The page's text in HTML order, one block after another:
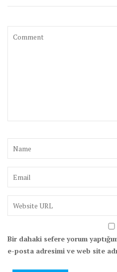
Bir dahaki sefere yorum
e-posta adresimi ve web site